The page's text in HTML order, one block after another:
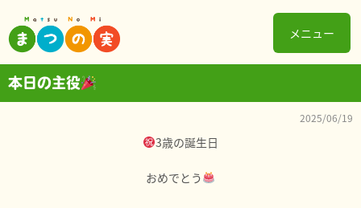
メニュー
本日の主役
2025/06/19
3歳の誕生日
おめでとう